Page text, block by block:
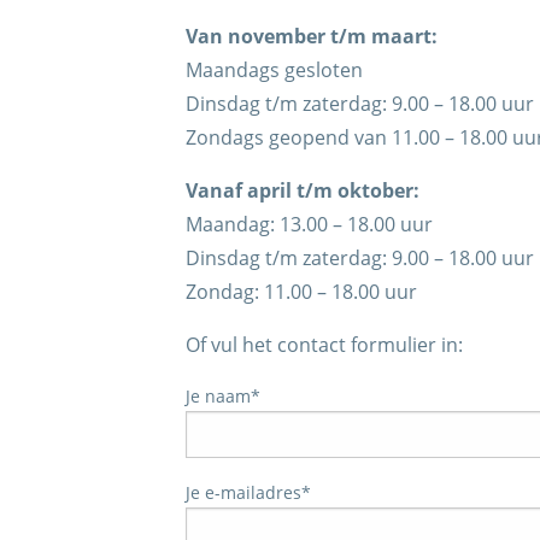
Van november t/m maart:
Maandags gesloten
Dinsdag t/m zaterdag: 9.00 – 18.00 uur
Zondags geopend van 11.00 – 18.00
Vanaf april t/m oktober:
Maandag: 13.00 – 18.00 uur
Dinsdag t/m zaterdag: 9.00 – 18.00 uur
Zondag: 11.00 – 18.00 uur
Of vul het contact formulier in:
Je naam*
Je e-mailadres*